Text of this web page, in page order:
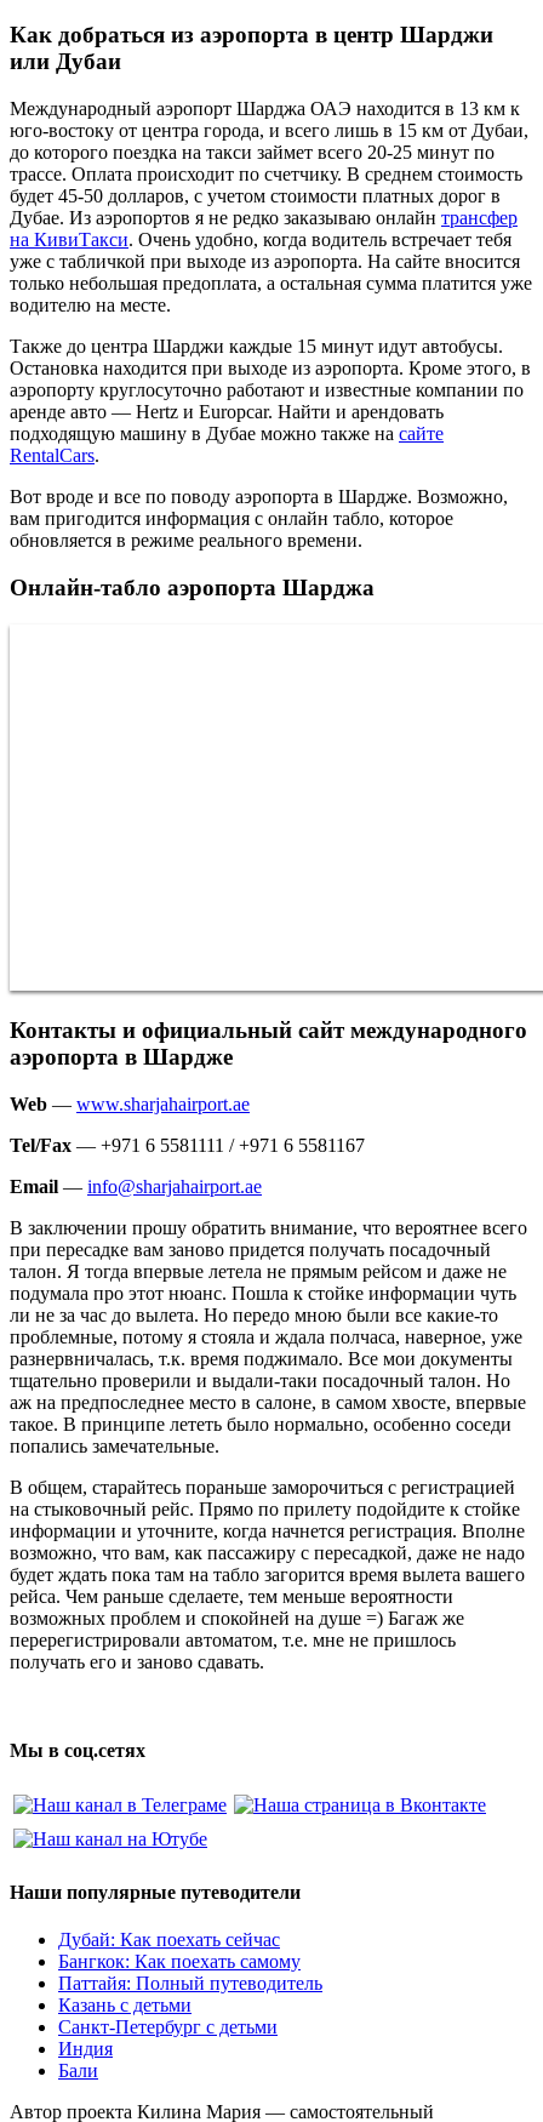
Как добраться из аэропорта в центр Шарджи
или Дубаи
Международный аэропорт Шарджа ОАЭ находится в 13 км к
юго-востоку от центра города, и всего лишь в 15 км от Дубаи,
до которого поездка на такси займет всего 20-25 минут по
трассе. Оплата происходит по счетчику. В среднем стоимость
будет 45-50 долларов, с учетом стоимости платных дорог в
Дубае. Из аэропортов я не редко заказываю онлайн трансфер
на КивиТакси. Очень удобно, когда водитель встречает тебя
уже с табличкой при выходе из аэропорта. На сайте вносится
только небольшая предоплата, а остальная сумма платится уже
водителю на месте.
Также до центра Шарджи каждые 15 минут идут автобусы.
Остановка находится при выходе из аэропорта. Кроме этого, в
аэропорту круглосуточно работают и известные компании по
аренде авто — Hertz и Europcar. Найти и арендовать
подходящую машину в Дубае можно также на сайте
RentalCars.
Вот вроде и все по поводу аэропорта в Шардже. Возможно,
вам пригодится информация с онлайн табло, которое
обновляется в режиме реального времени.
Онлайн-табло аэропорта Шарджа
Контакты и официальный сайт международного
аэропорта в Шардже
Web — www.sharjahairport.ae
Tel/Fax — +971 6 5581111 / +971 6 5581167
Email — info@sharjahairport.ae
В заключении прошу обратить внимание, что вероятнее всего
при пересадке вам заново придется получать посадочный
талон. Я тогда впервые летела не прямым рейсом и даже не
подумала про этот нюанс. Пошла к стойке информации чуть
ли не за час до вылета. Но передо мною были все какие-то
проблемные, потому я стояла и ждала полчаса, наверное, уже
разнервничалась, т.к. время поджимало. Все мои документы
тщательно проверили и выдали-таки посадочный талон. Но
аж на предпоследнее место в салоне, в самом хвосте, впервые
такое. В принципе лететь было нормально, особенно соседи
попались замечательные.
В общем, старайтесь пораньше заморочиться с регистрацией
на стыковочный рейс. Прямо по прилету подойдите к стойке
информации и уточните, когда начнется регистрация. Вполне
возможно, что вам, как пассажиру с пересадкой, даже не надо
будет ждать пока там на табло загорится время вылета вашего
рейса. Чем раньше сделаете, тем меньше вероятности
возможных проблем и спокойней на душе =) Багаж же
перерегистрировали автоматом, т.е. мне не пришлось
получать его и заново сдавать.
Мы в соц.сетях
Наши популярные путеводители
Дубай: Как поехать сейчас
Бангкок: Как поехать самому
Паттайя: Полный путеводитель
Казань с детьми
Санкт-Петербург с детьми
Индия
Бали
Автор проекта Килина Мария — самостоятельный